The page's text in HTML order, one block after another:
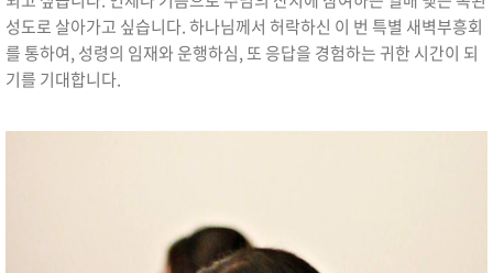
성도로 살아가고 싶습니다.하나님께서 허락하신 이 번 특별 새벽부흥회
를 통하여, 성령의 임재와 운행하심,또 응답을 경험하는 귀한 시간이 되
기를 기대합니다.